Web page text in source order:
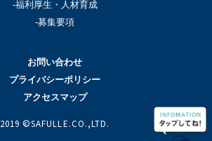
-福利厚生・人材育成
-募集要項
お問い合わせ
プライバシーポリシー
アクセスマップ
2019 ©SAFULLE.CO.,LTD.